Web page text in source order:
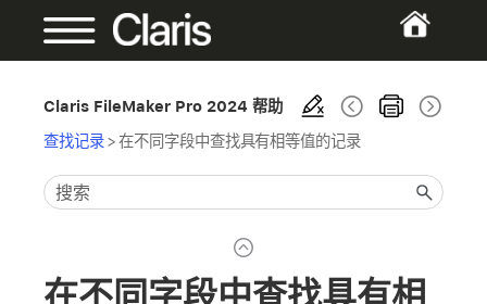
Claris FileMaker Pro 2024 帮助
查找记录>在不同字段中查找具有相等值的记录
在不同字段中查找具有相